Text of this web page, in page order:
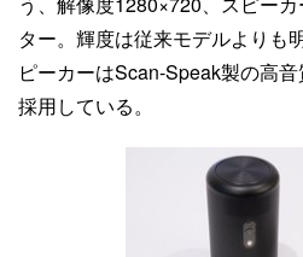
ター。輝度は従来モデルよりも
ピーカーはScan-Speak製の高
採用している。